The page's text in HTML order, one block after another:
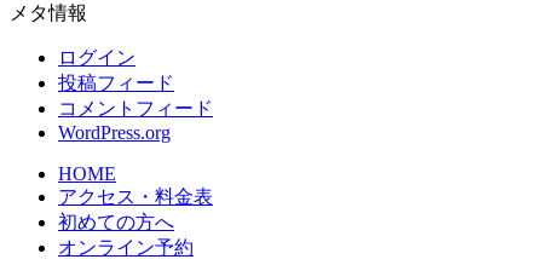
メタ情報
ログイン
投稿フィード
コメントフィード
WordPress.org
HOME
アクセス・料金表
初めての方へ
オンライン予約